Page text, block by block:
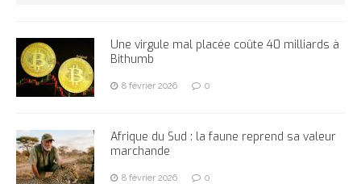
Une virgule mal placée coûte 40 milliards à
Bithumb
8 février 2026 0
Afrique du Sud : la faune reprend sa valeur
marchande
8 février 2026 0